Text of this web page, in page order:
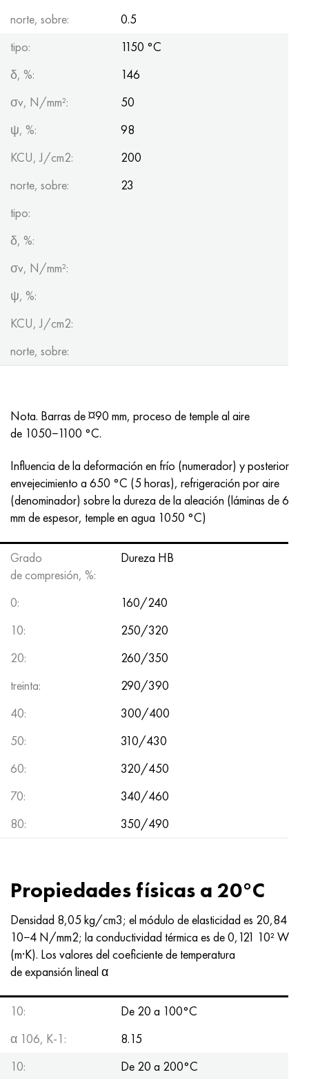
norte, sobre:
0.5
tipo:
1150 °C
δ, %:
146
σv, N/mm²:
50
ψ, %:
98
KCU, J/cm2:
200
norte, sobre:
23
tipo:
δ, %:
σv, N/mm²:
ψ, %:
KCU, J/cm2:
norte, sobre:
Nota. Barras de ¤90 mm, proceso de temple al aire
de 1050−1100 °C.
Influencia de la deformación en frío (numerador) y posterior
envejecimiento a 650 °C (5 horas), refrigeración por aire
(denominador) sobre la dureza de la aleación (láminas de 6
mm de espesor, temple en agua 1050 °C)
Grado
de compresión, %:
Dureza HB
0:
160/240
10:
250/320
20:
260/350
treinta:
290/390
40:
300/400
50:
310/430
60:
320/450
70:
340/460
80:
350/490
Propiedades físicas a 20°C
Densidad 8,05 kg/cm3; el módulo de elasticidad es 20,84
10−4 N/mm2; la conductividad térmica es de 0,121 10² W
(m·K). Los valores del coeficiente de temperatura
de expansión lineal α
10:
De 20 a 100°С
α 106, K-1:
8.15
10:
De 20 a 200°С